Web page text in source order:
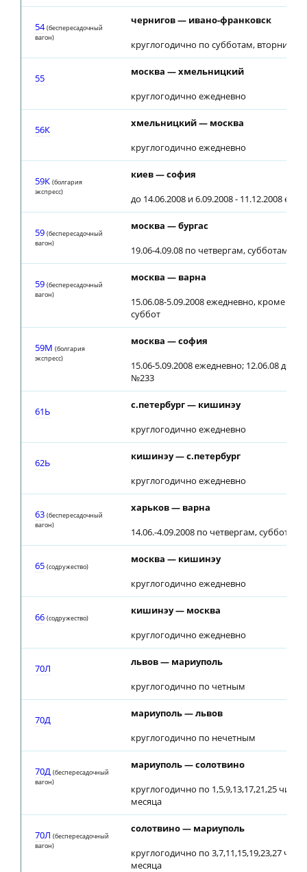
54 (беспересадочный
вагон)
чернигов — ивано-франковск
круглогодично по субботам,
55
москва — хмельницкий
круглогодично ежедневно
56К
хмельницкий — москва
круглогодично ежедневно
59К (болгария
экспресс)
киев — софия
до 14.06.2008 и 6.09.2008 - 11.12.2008
59 (беспересадочный
вагон)
москва — бургас
19.06-4.09.08 по четвергам, субботам
59 (беспересадочный
вагон)
москва — варна
15.06.08-5.09.2008 ежедневно, кроме
суббот
59М (болгария
экспресс)
москва — софия
15.06-5.09.2008 ежедневно; 12.06.08 до
№233
61Ь
с.петербург — кишинэу
круглогодично ежедневно
62Ь
кишинэу — с.петербург
круглогодично ежедневно
63 (беспересадочный
вагон)
харьков — варна
14.06.-4.09.2008 по четвергам, субботам
65 (содружество)
москва — кишинэу
круглогодично ежедневно
66 (содружество)
кишинэу — москва
круглогодично ежедневно
70Л
львов — мариуполь
круглогодично по четным
70Д
мариуполь — львов
круглогодично по нечетным
70Д (беспересадочный
вагон)
мариуполь — солотвино
круглогодично по 1,5,9,13,17,21,25
месяца
70Л (беспересадочный
вагон)
солотвино — мариуполь
круглогодично по 3,7,11,15,19,23,27
месяца